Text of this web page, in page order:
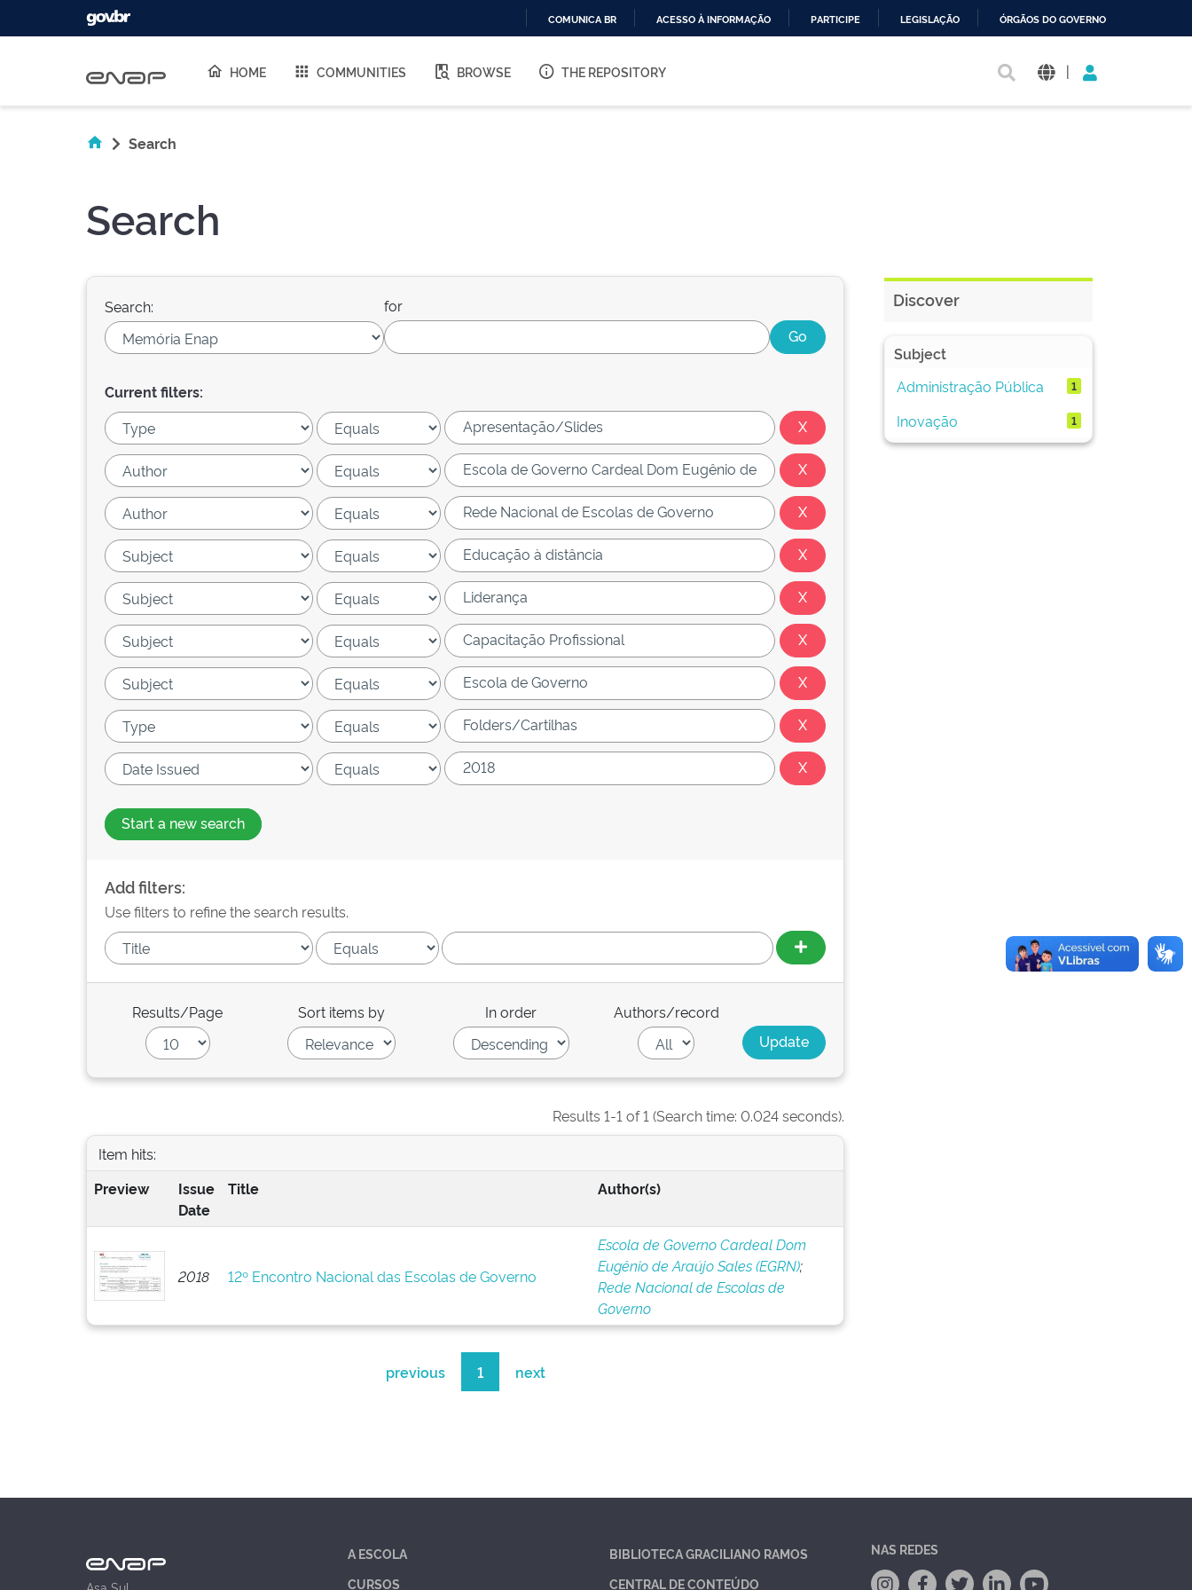
O
COMUNICA BR ACESSO À INFORMAÇÃO PARTICIPE LEGISLAÇÃO ÓRGÃOS DO GOVERNO
HOME COMMUNITIES BROWSE THE REPOSITORY |
Search
Search
Search: for
Current filters:
Start a new search
Add filters:
Use filters to refine the search results.
Results/Page Sort items by In order Authors/record
Results 1-1 of 1 (Search time: 0.024 seconds).
Item hits:
Preview
Issue
Date
Title Author(s)
2018 12º Encontro Nacional das Escolas de Governo
Escola de Governo Cardeal Dom
Eugênio de Araújo Sales (EGRN);
Rede Nacional de Escolas de
Governo
previous 1 next
Discover
Subject
Administração Pública
1
Inovação 1
A ESCOLA
CURSOS
BIBLIOTECA GRACILIANO RAMOS
CENTRAL DE CONTEÚDO
NAS REDES